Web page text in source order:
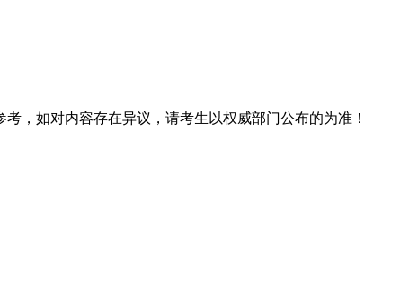
，如对内容存在异议，请考生以权威部门公布的为准！